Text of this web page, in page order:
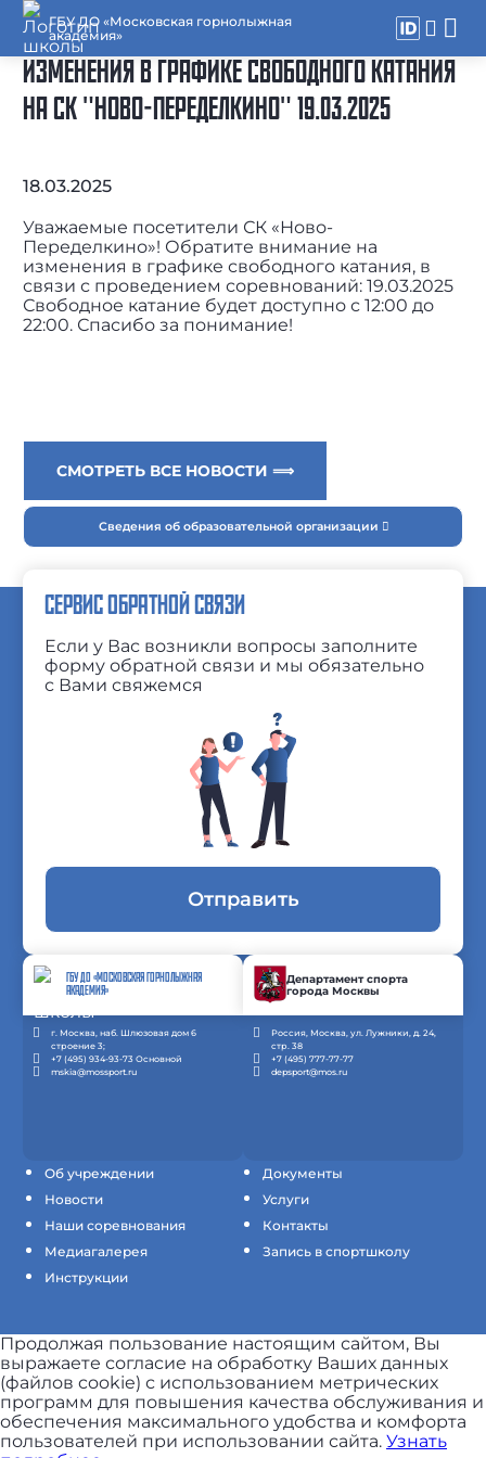
ГБУ ДО «Московская горнолыжная
академия»
ИЗМЕНЕНИЯ В ГРАФИКЕ СВОБОДНОГО КАТАНИЯ
НА СК "НОВО-ПЕРЕДЕЛКИНО" 19.03.2025
18.03.2025
Уважаемые посетители СК «Ново-
Переделкино»! Обратите внимание на
изменения в графике свободного катания, в
связи с проведением соревнований: 19.03.2025
Свободное катание будет доступно с 12:00 до
22:00. Спасибо за понимание!
СМОТРЕТЬ ВСЕ НОВОСТИ ⟹
Сведения об образовательной организации
Об учреждении
Новости
Наши соревнования
Медиагалерея
Инструкции
Документы
Услуги
Контакты
Запись в спортшколу
СЕРВИС ОБРАТНОЙ СВЯЗИ
Если у Вас возникли вопросы заполните
форму обратной связи и мы обязательно
с Вами свяжемся
Отправить
ГБУ ДО «МОСКОВСКАЯ ГОРНОЛЫЖНАЯ
АКАДЕМИЯ»
г. Москва, наб. Шлюзовая дом 6
строение 3;
+7 (495) 934-93-73 Основной
mskia@mossport.ru
Департамент спорта
города Москвы
Россия, Москва, ул. Лужники, д. 24,
стр. 38
+7 (495) 777-77-77
depsport@mos.ru
Продолжая пользование настоящим сайтом, Вы
выражаете согласие на обработку Ваших данных
(файлов cookie) с использованием метрических
программ для повышения качества обслуживания и
обеспечения максимального удобства и комфорта
пользователей при использовании сайта. Узнать